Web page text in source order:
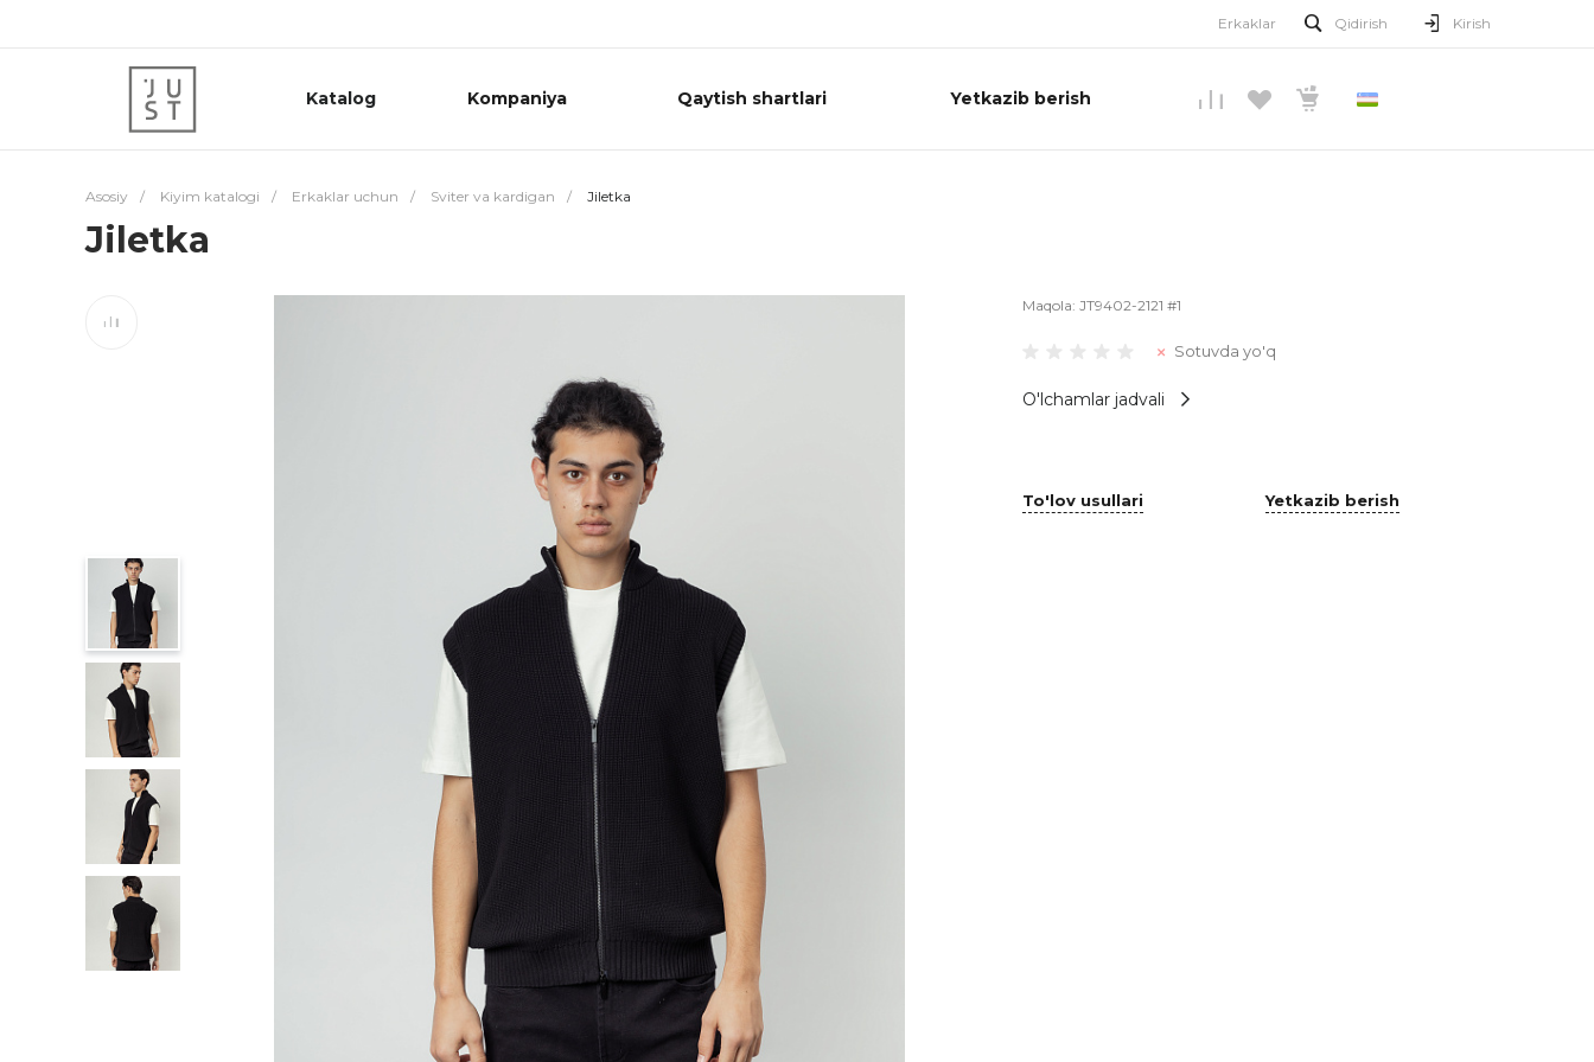
Erkaklar Qidirish Kirish
Katalog Kompaniya Qaytish shartlari Yetkazib berish
Asosiy / Kiyim katalogi / Erkaklar uchun / Sviter va kardigan / Jiletka
Jiletka
Maqola: JT9402-2121 #1
Sotuvda yo'q
O'lchamlar jadvali
To'lov usullari Yetkazib berish